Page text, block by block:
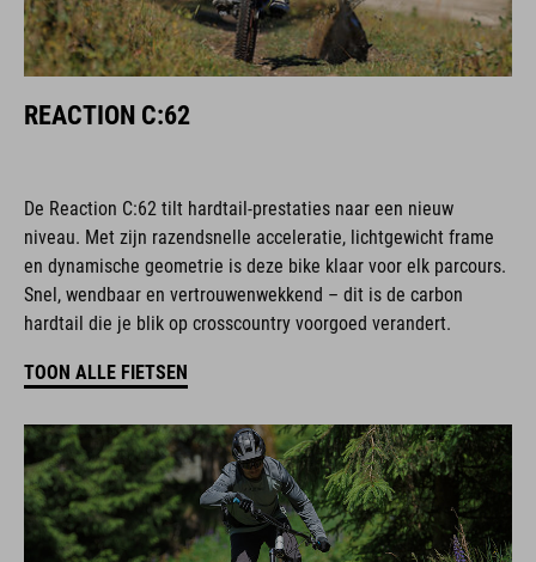
REACTION C:62
De Reaction C:62 tilt hardtail-prestaties naar een nieuw
niveau. Met zijn razendsnelle acceleratie, lichtgewicht frame
en dynamische geometrie is deze bike klaar voor elk parcours.
Snel, wendbaar en vertrouwenwekkend – dit is de carbon
hardtail die je blik op crosscountry voorgoed verandert.
TOON ALLE FIETSEN